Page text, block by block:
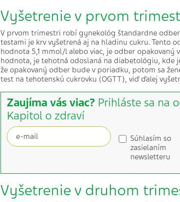
Vyšetrenie v prvom
V prvom trimestri robí gynekológ štandardne
testami je krv vyšetrená aj na hladinu cukru. Tento
hodnota 5,1 mmol/l alebo viac, je odber opakovaný
hodnota, je tehotná odoslaná na diabetológiu, kde
že opakovaný odber bude v poriadku, potom sa
test na tehotenskú cukrovku (OGTT), viď ďalej
Zaujíma vás viac? Prihláste sa na
Kapitol o zdraví
Súhlasím so
zasielaním
newsletteru
Vyšetrenie v druhom